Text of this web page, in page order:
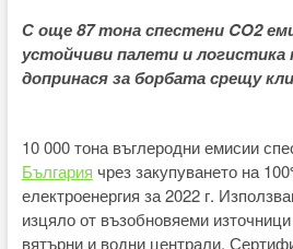
С още 87 тона спестени CO2
устойчиви палети и
допринася за борбата срещу
10 000 тона въглеродни емисии
България чрез закупуването на
електроенергия за 2022 г.
изцяло от възобновяеми
вятърни и водни централи.